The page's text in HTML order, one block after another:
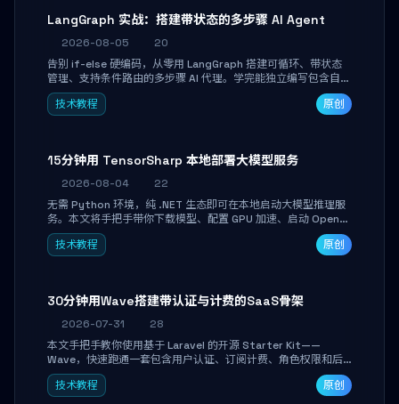
LangGraph 实战：搭建带状态的多步骤 AI Agent
2026-08-05
20
告别 if-else 硬编码，从零用 LangGraph 搭建可循环、带状态
管理、支持条件路由的多步骤 AI 代理。学完能独立编写包含自动
决策、工具调用和持久化状态的复杂工作流，并避开递归溢出、
状态丢失等常见坑点。
技术教程 原创
15分钟用 TensorSharp 本地部署大模型服务
2026-08-04
22
无需 Python 环境，纯 .NET 生态即可在本地启动大模型推理服
务。本文将手把手带你下载模型、配置 GPU 加速、启动 OpenAI
兼容 API，并在 C# 业务代码中无缝调用。数据不出网，零门槛
搞定本地 LLM 部署。
技术教程 原创
30分钟用Wave搭建带认证与计费的SaaS骨架
2026-07-31
28
本文手把手教你使用基于 Laravel 的开源 Starter Kit——
Wave，快速跑通一套包含用户认证、订阅计费、角色权限和后
台管理的完整 SaaS 骨架。附带 Stripe 测试支付对接与自定义
业务页面开发实战，助你省去重复基建时间，将精力聚焦于核心
技术教程 原创